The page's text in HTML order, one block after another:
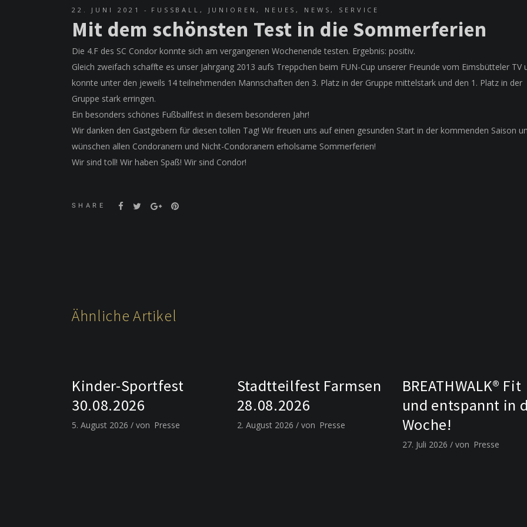
22. JUNI 2021 FUSSBALL , JUNIOREN, NEUES, NEWS, SERVICE
Mit dem schönsten Test in die Sommerferien
Die 4.F des SC Condor konnte sich am vergangenen Wochenende testen. Ergebnis: positiv.
Gleich zweifach schaffte es unser Jahrgang 2013 aufs Treppchen beim FUN-Cup unserer Freunde vom Eimsbütteler TV
konnte unter den jeweils 14 teilnehmenden Mannschaften den 3. Platz in der Gruppe mittelstark und den 1. Platz in der
Gruppe stark erringen.
Ein besonders schönes Fußballfest in diesem besonderen Jahr!
Wir danken den Gastgebern für diesen tollen Tag! Wir freuen uns auf einen gesunden Start in der kommenden Saison
wünschen allen Condoranern und Nicht-Condoranern erholsame Sommerferien!
Wir sind toll! Wir haben Spaß! Wir sind Condor!
SHARE
Ähnliche Artikel
Kinder-Sportfest
30.08.2026
5. August 2026 von Presse
Stadtteilfest Farmsen
28.08.2026
2. August 2026 von Presse
BREATHWALK® Fit
und entspannt in
Woche!
27. Juli 2026 von Presse